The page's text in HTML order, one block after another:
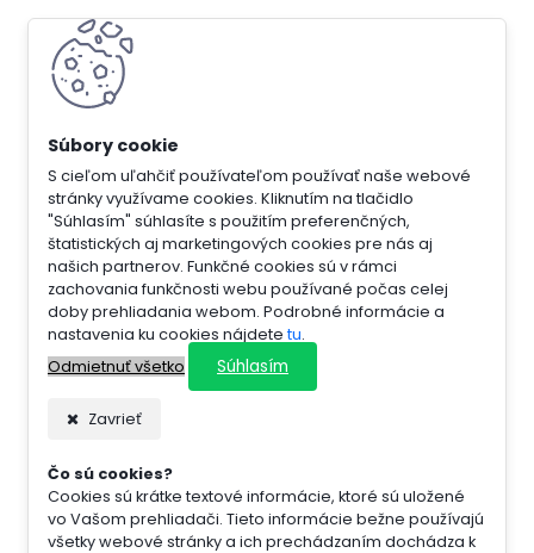
S cieľom uľahčiť používateľom používať naše webové
stránky využívame cookies. Kliknutím na tlačidlo
"Súhlasím" súhlasíte s použitím preferenčných,
štatistických aj marketingových cookies pre nás aj
našich partnerov. Funkčné cookies sú v rámci
zachovania funkčnosti webu používané počas celej
doby prehliadania webom. Podrobné informácie a
nastavenia ku cookies nájdete tu.
Odmietnuť všetko
Súhlasím
Zavrieť
Čo sú cookies?
Cookies sú krátke textové informácie, ktoré sú uložené
vo Vašom prehliadači. Tieto informácie bežne používajú
všetky webové stránky a ich prechádzaním dochádza k